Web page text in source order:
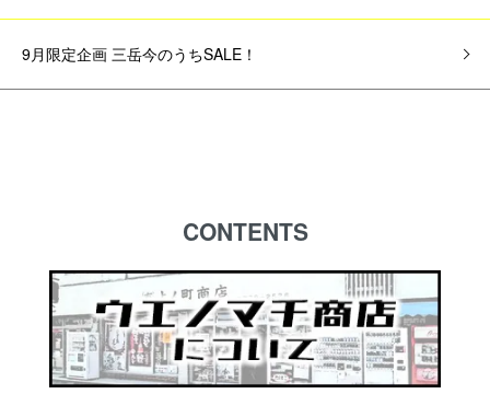
9月限定企画 三岳今のうちSALE！
CONTENTS